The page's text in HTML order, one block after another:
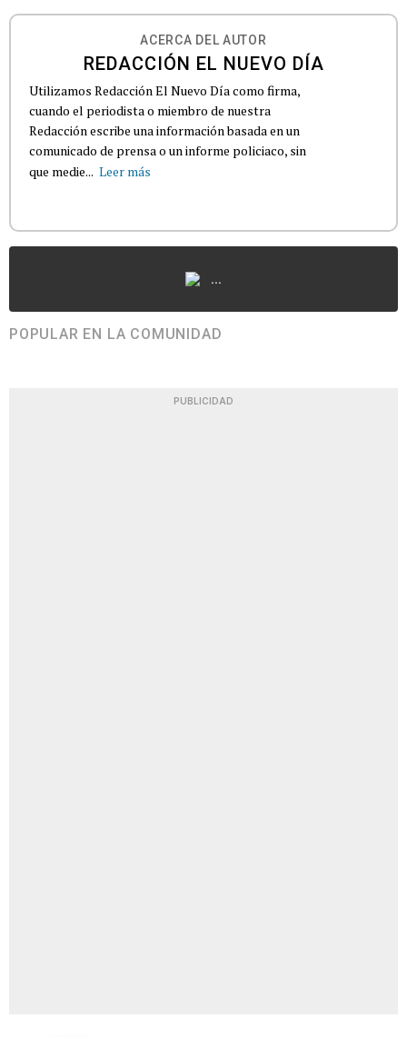
ACERCA DEL AUTOR
REDACCIÓN EL NUEVO DÍA
Utilizamos Redacción El Nuevo Día como firma,
cuando el periodista o miembro de nuestra
Redacción escribe una información basada en un
comunicado de prensa o un informe policiaco, sin
que medie... Leer más
...
POPULAR EN LA COMUNIDAD
PUBLICIDAD